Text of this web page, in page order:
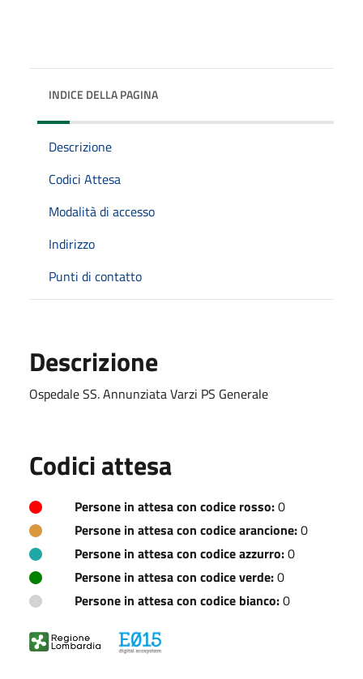
INDICE DELLA PAGINA
Descrizione
Codici Attesa
Modalità di accesso
Indirizzo
Punti di contatto
Descrizione
Ospedale SS. Annunziata Varzi PS Generale
Codici attesa
Persone in attesa con codice rosso:0
Persone in attesa con codice arancione:0
Persone in attesa con codice azzurro:0
Persone in attesa con codice verde:0
Persone in attesa con codice bianco:0